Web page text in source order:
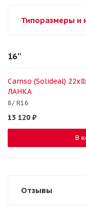
Типоразмеры и
16''
Camso (Solideal)
ЛАНКА
8/ R16
13 120 ₽
В
Отзывы